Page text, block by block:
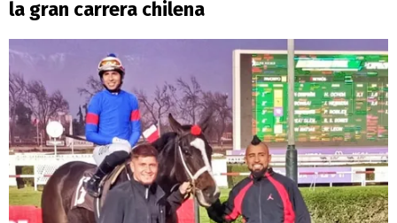
la gran carrera chilena